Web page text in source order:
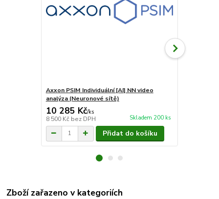
Axxon PSIM Individuální [AI] NN video
analýza (Neuronové sítě)
10 285 Kč/ks
8 500 Kč bez DPH Skladem 200 ks
Přidat do košíku
Zboží zařazeno v kategoriích